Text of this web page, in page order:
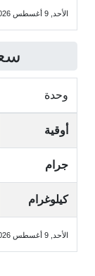
الأحد, 9 أغسطس 2026, 10:30 ص
وحدة
أوقية
جرام
كيلوغرام
الأحد, 9 أغسطس 2026, 10:30 ص